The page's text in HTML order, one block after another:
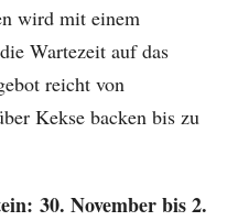
wird mit einem
Wartezeit auf das
reicht von
Kekse backen bis zu
30. November bis 2.